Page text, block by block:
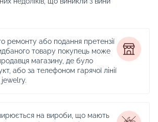
ремонту або подання претензії
товару покупець може
магазину, де було
або за телефоном гарячої лінії
на вироби, що мають